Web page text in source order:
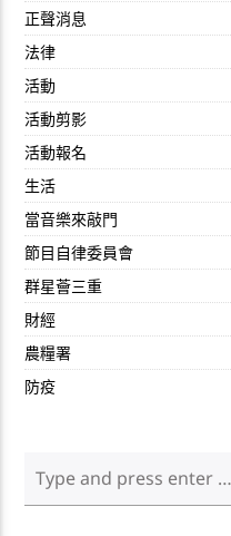
正聲消息
法律
活動
活動剪影
活動報名
生活
當音樂來敲門
節目自律委員會
群星薈三重
財經
農糧署
防疫